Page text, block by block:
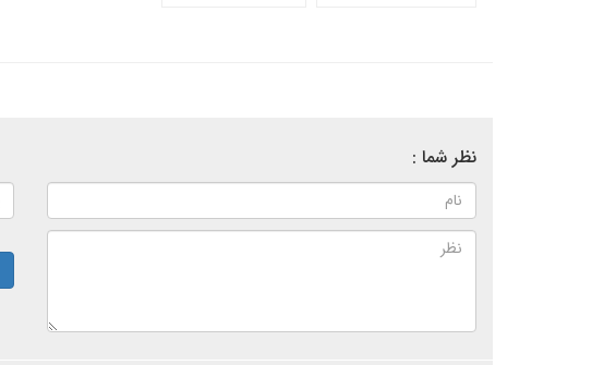
نظر شما :